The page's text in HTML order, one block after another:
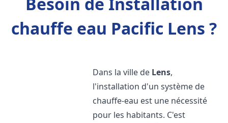
chauffe eau Pacific Lens ?
Dans la ville de Lens,
l'installation d'un système de
chauffe-eau est une nécessité
pour les habitants. C'est